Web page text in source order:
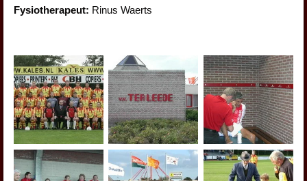
Fysiotherapeut: Rinus Waerts